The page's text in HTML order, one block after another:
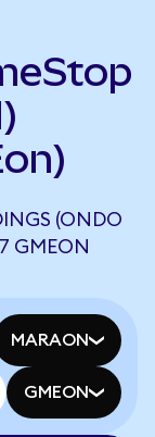
(ONDO
GMEON
MARAON
GMEON